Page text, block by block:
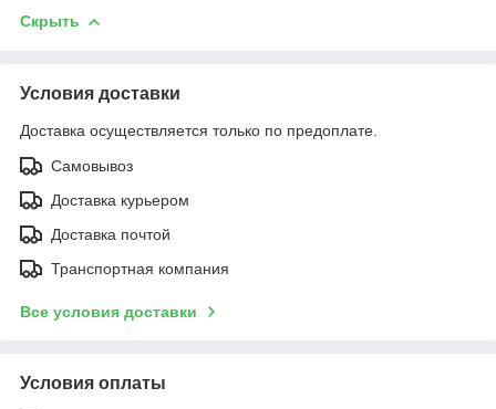
Скрыть
Условия доставки
Доставка осуществляется только по предоплате.
Самовывоз
Доставка курьером
Доставка почтой
Транспортная компания
Все условия доставки
Условия оплаты